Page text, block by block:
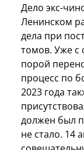
Дело экс-
Ленинском
дела при
томов. Уже с
порой
процесс по
2023 года
должен был
не стало. 14